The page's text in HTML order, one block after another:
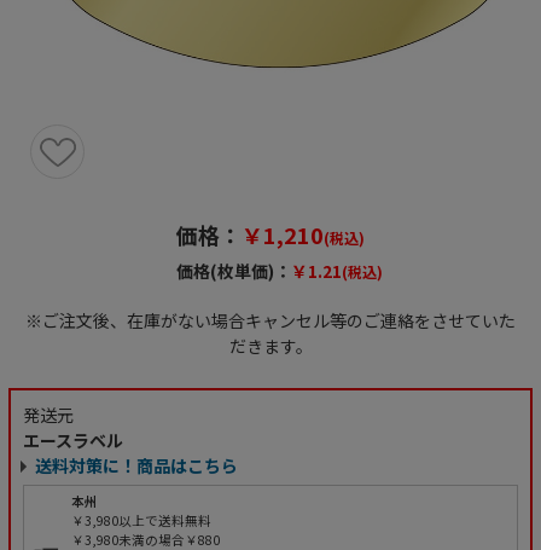
価格： ￥1,210(税込)
価格(枚単価)： ￥1.21(税込)
※ご注文後、在庫がない場合キャンセル等のご連絡をさせていた
だきます。
発送元
エースラベル
送料対策に！商品はこちら
本州
￥3,980以上で送料無料
￥3,980未満の場合￥880